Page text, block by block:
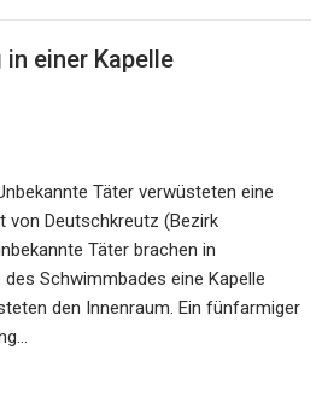
einer Kapelle
Täter verwüsteten eine
von Deutschkreutz (Bezirk
Täter brachen in
Schwimmbades eine Kapelle
den Innenraum. Ein fünfarmiger